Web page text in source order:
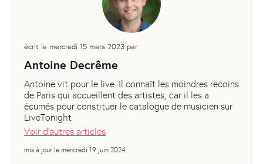
écrit le mercredi 15 mars 2023 par
Antoine Decrême
Antoine vit pour le live. Il connaît les moindres recoins
de Paris qui accueillent des artistes, car il les a
écumés pour constituer le catalogue de musicien sur
LiveTonight
Voir d'autres articles
mis à jour le mercredi 19 juin 2024